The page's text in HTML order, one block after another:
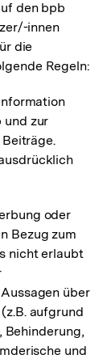
den bpb
innen
die
Regeln:
und zur
oder
Bezug zum
nicht erlaubt
über
aufgrund
Behinderung,
und